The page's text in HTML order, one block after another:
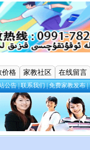
价格 家教社区 在线留言
公告|联系我们|免费家教发布|